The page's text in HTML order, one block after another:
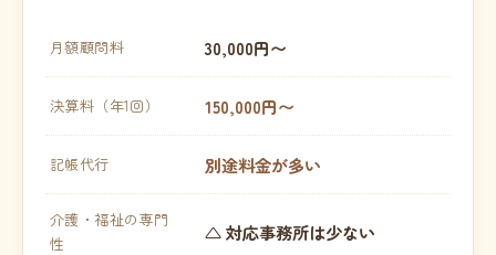
月額顧問料 30,000円〜
決算料（年1回） 150,000円〜
記帳代行 別途料金が多い
介護・福祉の専門
性
△ 対応事務所は少ない